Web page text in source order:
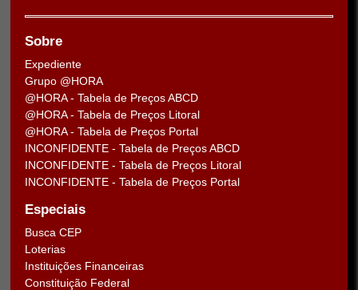
Sobre
Expediente
Grupo @HORA
@HORA - Tabela de Preços ABCD
@HORA - Tabela de Preços Litoral
@HORA - Tabela de Preços Portal
INCONFIDENTE - Tabela de Preços ABCD
INCONFIDENTE - Tabela de Preços Litoral
INCONFIDENTE - Tabela de Preços Portal
Especiais
Busca CEP
Loterias
Instituições Financeiras
Constituição Federal